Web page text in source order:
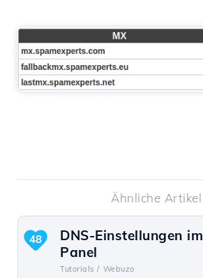
Ähnliche Artikel
DNS-Einstellungen
Panel
Tutorials / Webuzo
48